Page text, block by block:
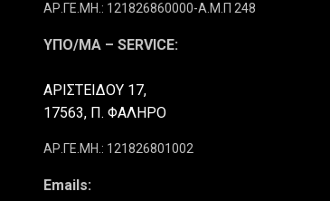
ΑΡ.ΓΕ.ΜΗ.: 121826860000-Α.Μ.Π 248
ΥΠΟ/ΜΑ – SERVICE:
ΑΡΙΣΤΕΙΔΟΥ 17,
17563, Π. ΦΑΛΗΡΟ
ΑΡ.ΓΕ.ΜΗ.: 121826801002
Emails: